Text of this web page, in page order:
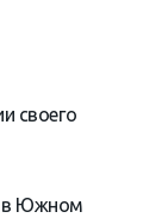
своего
в Южном